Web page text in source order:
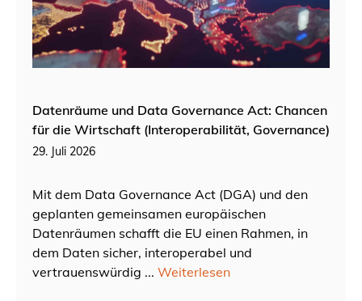
Datenräume und Data Governance Act: Chancen
für die Wirtschaft (Interoperabilität, Governance)
29. Juli 2026
Mit dem Data Governance Act (DGA) und den
geplanten gemeinsamen europäischen
Datenräumen schafft die EU einen Rahmen, in
dem Daten sicher, interoperabel und
vertrauenswürdig ... Weiterlesen